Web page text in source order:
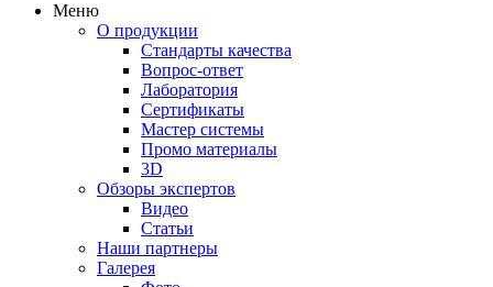
Меню
О продукции
Стандарты качества
Вопрос-ответ
Лаборатория
Сертификаты
Мастер системы
Промо материалы
3D
Обзоры экспертов
Видео
Статьи
Наши партнеры
Галерея